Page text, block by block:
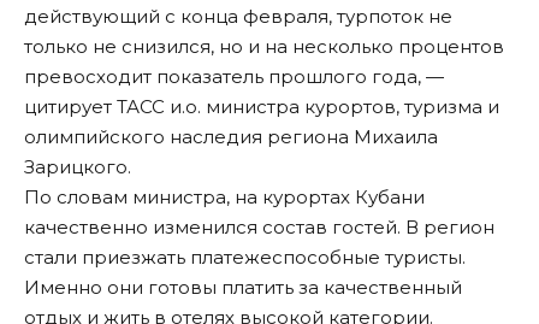
действующий с конца февраля, турпоток не
только не снизился, но и на несколько процентов
превосходит показатель прошлого года, —
цитирует ТАСС и.о. министра курортов, туризма и
олимпийского наследия региона Михаила
Зарицкого.
По словам министра, на курортах Кубани
качественно изменился состав гостей. В регион
стали приезжать платежеспособные туристы.
Именно они готовы платить за качественный
отдых и жить в отелях высокой категории.